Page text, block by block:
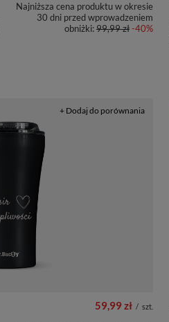
Najniższa cena produktu w okresie
30 dni przed wprowadzeniem
obniżki:99,99 zł-40%
59,99 zł / szt.
+ Dodaj do porównania